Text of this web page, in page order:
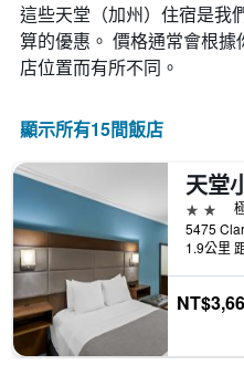
均
價
格
此
表
具
有
1
條
X
軸，
顯
示
一
週
中
這些天堂（加州）​住宿是我
算的優惠。 價格通常會根
店位置而有所不同。
顯示所有15間飯店
2星級
1.9公里